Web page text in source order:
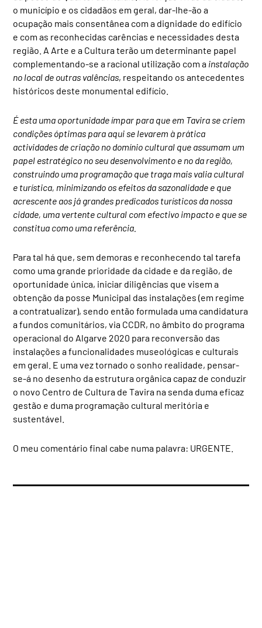
o município e os cidadãos em geral, dar-lhe-ão a
ocupação mais consentânea com a dignidade do edifício
e com as reconhecidas carências e necessidades desta
região. A Arte e a Cultura terão um determinante papel
complementando-se a racional utilização com a instalação
no local de outras valências, respeitando os antecedentes
históricos deste monumental edifício.
É esta uma oportunidade ímpar para que em Tavira se criem
condições óptimas para aqui se levarem à prática
actividades de criação no domínio cultural que assumam um
papel estratégico no seu desenvolvimento e no da região,
construindo uma programação que traga mais valia cultural
e turística, minimizando os efeitos da sazonalidade e que
acrescente aos já grandes predicados turísticos da nossa
cidade, uma vertente cultural com efectivo impacto e que se
constitua como uma referência.
Para tal há que, sem demoras e reconhecendo tal tarefa
como uma grande prioridade da cidade e da região, de
oportunidade única, iniciar diligências que visem a
obtenção da posse Municipal das instalações (em regime
a contratualizar), sendo então formulada uma candidatura
a fundos comunitários, via CCDR, no âmbito do programa
operacional do Algarve 2020 para reconversão das
instalações a funcionalidades museológicas e culturais
em geral. E uma vez tornado o sonho realidade, pensar-
se-á no desenho da estrutura orgânica capaz de conduzir
o novo Centro de Cultura de Tavira na senda duma eficaz
gestão e duma programação cultural meritória e
sustentável.
O meu comentário final cabe numa palavra: URGENTE.